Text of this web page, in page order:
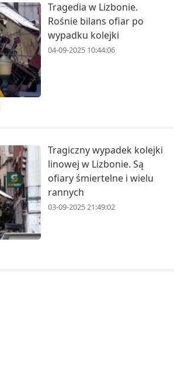
Tragedia w Lizbonie.
Rośnie bilans ofiar po
wypadku kolejki
04-09-2025 10:44:06
​Tragiczny wypadek kolejki
linowej w Lizbonie. Są
ofiary śmiertelne i wielu
rannych
03-09-2025 21:49:02